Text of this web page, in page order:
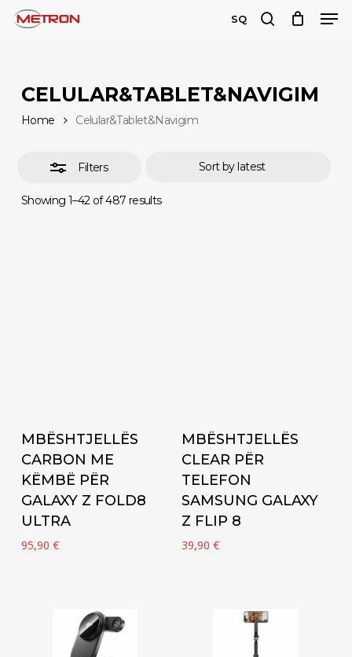
Skip
SQ
CELULAR&TABLET&NAVIGIM
Home Celular&Tablet&Navigim
Filters
Showing 1–42 of 487 resultsSorted
Add to cart
MBËSHTJELLËS
CARBON ME
KËMBË PËR
GALAXY Z FOLD8
ULTRA
95,90 €
Add to cart
MBËSHTJELLËS
CLEAR PËR
TELEFON
SAMSUNG GALAXY
Z FLIP 8
39,90€